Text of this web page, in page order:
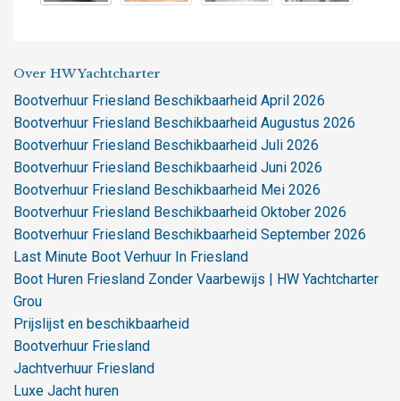
Over HW Yachtcharter
Bootverhuur Friesland Beschikbaarheid April 2026
Bootverhuur Friesland Beschikbaarheid Augustus 2026
Bootverhuur Friesland Beschikbaarheid Juli 2026
Bootverhuur Friesland Beschikbaarheid Juni 2026
Bootverhuur Friesland Beschikbaarheid Mei 2026
Bootverhuur Friesland Beschikbaarheid Oktober 2026
Bootverhuur Friesland Beschikbaarheid September 2026
Last Minute Boot Verhuur In Friesland
Boot Huren Friesland Zonder Vaarbewijs | HW Yachtcharter
Grou
Prijslijst en beschikbaarheid
Bootverhuur Friesland
Jachtverhuur Friesland
Luxe Jacht huren